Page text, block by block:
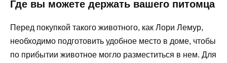
Где вы можете держать вашего питомца
Перед покупкой такого животного, как Лори Лемур,
необходимо подготовить удобное место в доме, чтобы
по прибытии животное могло разместиться в нем. Для